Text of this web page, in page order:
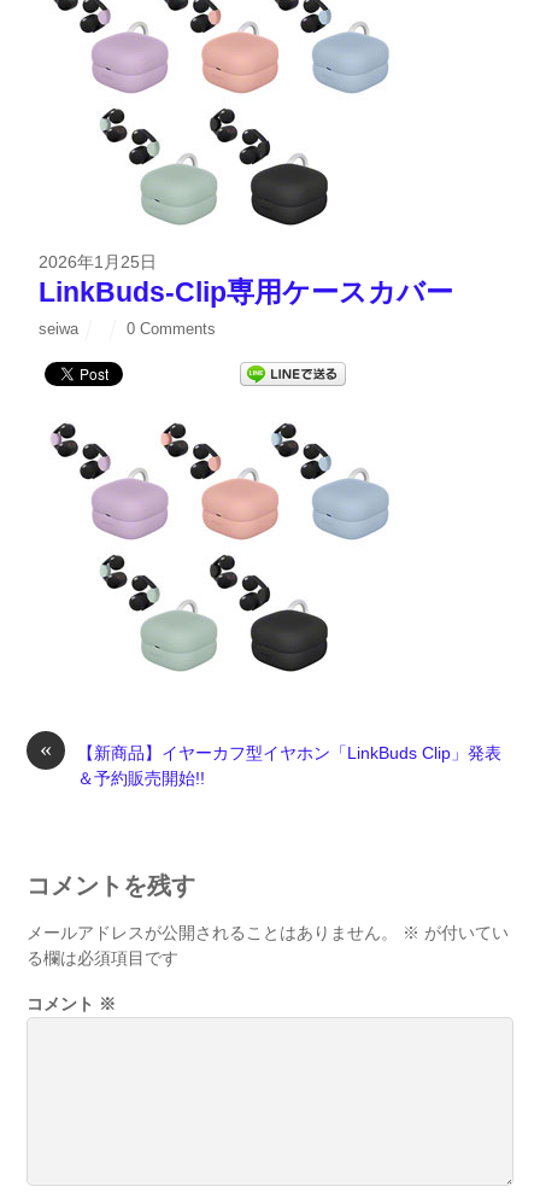
2026年1月25日
LinkBuds-Clip専用ケースカバー
seiwa 0 Comments
«
【新商品】イヤーカフ型イヤホン「LinkBuds Clip」発表
＆予約販売開始!!
コメントを残す
メールアドレスが公開されることはありません。 ※ が付いてい
る欄は必須項目です
コメント ※